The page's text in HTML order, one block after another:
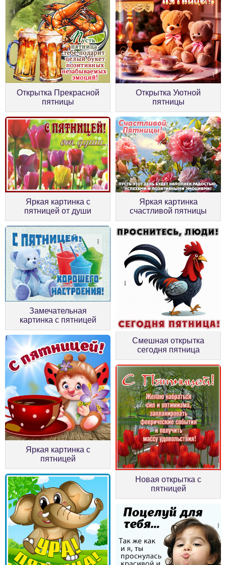
Открытка Прекрасной
пятницы
Открытка Уютной
пятницы
Яркая картинка с
пятницей от души
Яркая картинка
счастливой пятницы
Замечательная
картинка с пятницей
Смешная открытка
сегодня пятница
Яркая картинка с
пятницей
Новая открытка с
пятницей